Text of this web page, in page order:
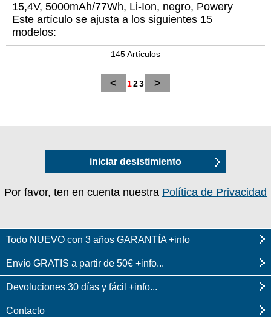
15,4V, 5000mAh/77Wh, Li-Ion, negro, Powery
Este artículo se ajusta a los siguientes 15
modelos:
145 Artículos
< 123 >
iniciar desistimiento
Por favor, ten en cuenta nuestra Política de Privacidad
Todo NUEVO con 3 años GARANTÍA +info
Envío GRATIS a partir de 50€ +info...
Devoluciones 30 días y fácil +info...
Contacto